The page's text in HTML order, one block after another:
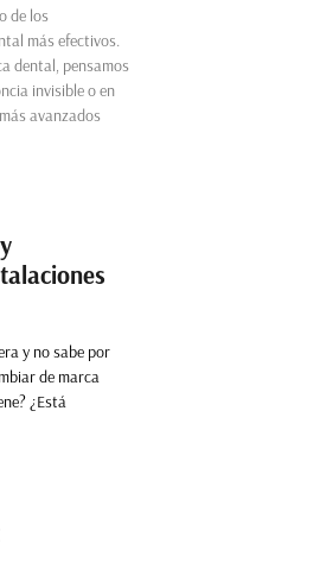
de los
más efectivos.
dental, pensamos
invisible o en
avanzados
y no sabe por
de marca
¿Está